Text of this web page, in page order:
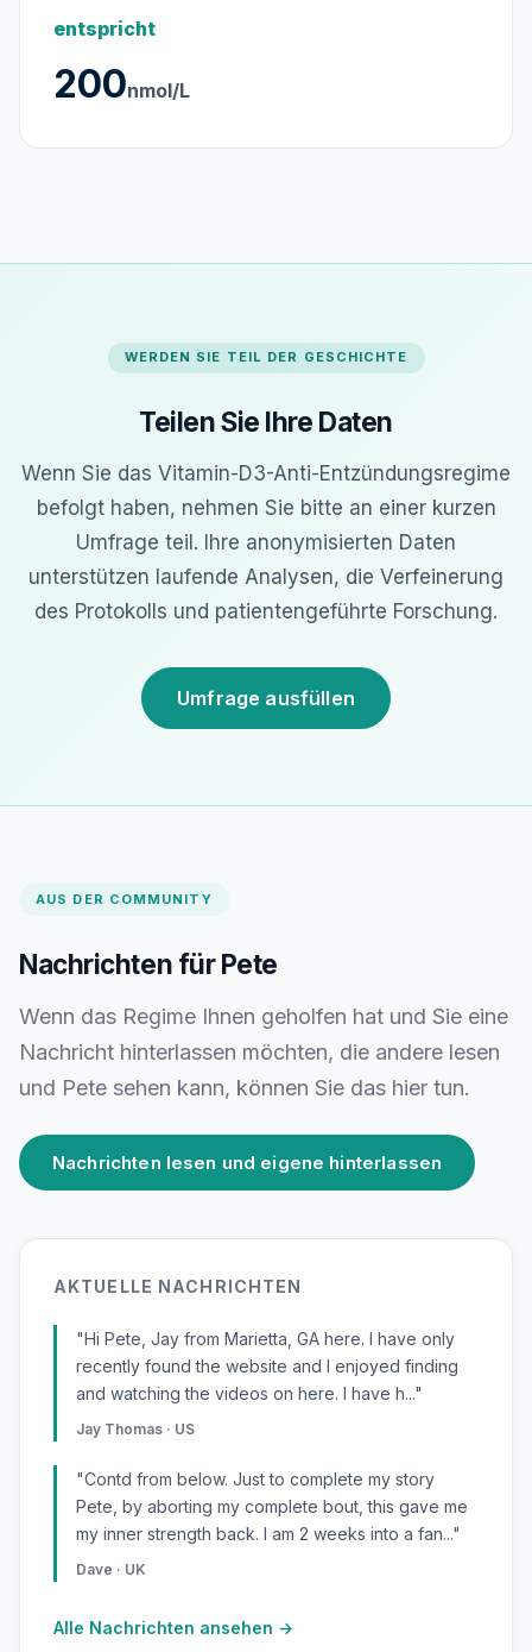
entspricht
200nmol/L
WERDEN SIE TEIL DER GESCHICHTE
Teilen Sie Ihre Daten
Wenn Sie das Vitamin-D3-Anti-Entzündungsregime
befolgt haben, nehmen Sie bitte an einer kurzen
Umfrage teil. Ihre anonymisierten Daten
unterstützen laufende Analysen, die Verfeinerung
des Protokolls und patientengeführte Forschung.
Umfrage ausfüllen
AUS DER COMMUNITY
Nachrichten für Pete
Wenn das Regime Ihnen geholfen hat und Sie eine
Nachricht hinterlassen möchten, die andere lesen
und Pete sehen kann, können Sie das hier tun.
Nachrichten lesen und eigene hinterlassen
AKTUELLE NACHRICHTEN
"Hi Pete, Jay from Marietta, GA here. I have only
recently found the website and I enjoyed finding
and watching the videos on here. I have h..."
Jay Thomas · US
"Contd from below. Just to complete my story
Pete, by aborting my complete bout, this gave me
my inner strength back. I am 2 weeks into a fan..."
Dave · UK
Alle Nachrichten ansehen →